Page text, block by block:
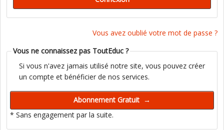
Vous avez oublié votre mot de passe ?
Vous ne connaissez pas ToutEduc ?
Si vous n'avez jamais utilisé notre site, vous pouvez créer
un compte et bénéficier de nos services.
* Sans engagement par la suite.